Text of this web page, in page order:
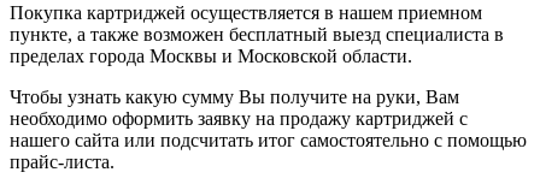
Покупка картриджей осуществляется в нашем приемном
пункте, а также возможен бесплатный выезд специалиста в
пределах города Москвы и Московской области.
Чтобы узнать какую сумму Вы получите на руки, Вам
необходимо оформить заявку на продажу картриджей с
нашего сайта или подсчитать итог самостоятельно с помощью
прайс-листа.